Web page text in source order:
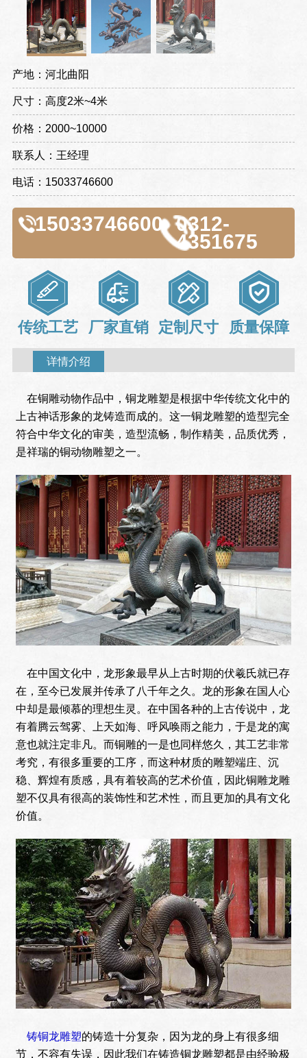
产地：河北曲阳
尺寸：高度2米~4米
价格：2000~10000
联系人：王经理
电话：15033746600
15033746600 0312-
4351675
传统工艺 厂家直销 定制尺寸 质量保障
详情介绍
在铜雕动物作品中，铜龙雕塑是根据中华传统文化中的
上古神话形象的龙铸造而成的。这一铜龙雕塑的造型完全
符合中华文化的审美，造型流畅，制作精美，品质优秀，
是祥瑞的铜动物雕塑之一。
在中国文化中，龙形象最早从上古时期的伏羲氏就已存
在，至今已发展并传承了八千年之久。龙的形象在国人心
中却是最倾慕的理想生灵。在中国各种的上古传说中，龙
有着腾云驾雾、上天如海、呼风唤雨之能力，于是龙的寓
意也就注定非凡。而铜雕的一是也同样悠久，其工艺非常
考究，有很多重要的工序，而这种材质的雕塑端庄、沉
稳、辉煌有质感，具有着较高的艺术价值，因此铜雕龙雕
塑不仅具有很高的装饰性和艺术性，而且更加的具有文化
价值。
铸铜龙雕塑的铸造十分复杂，因为龙的身上有很多细
节，不容有失误，因此我们在铸造铜龙雕塑都是由经验极